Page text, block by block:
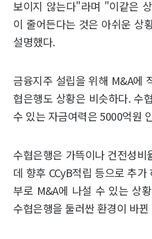
보이지 않는다"라며 "이같은
이 줄어든다는 것은 아쉬운 상
설명했다.
금융지주 설립을 위해 M&A에
협은행도 상황은 비슷하다. 수
수 있는 자금여력은 5000억원
수협은행은 가뜩이나 건전성비
데 향후 CCyB적립 등으로 추
부로 M&A에 나설 수 있는 상
수협은행을 둘러싼 환경이 바